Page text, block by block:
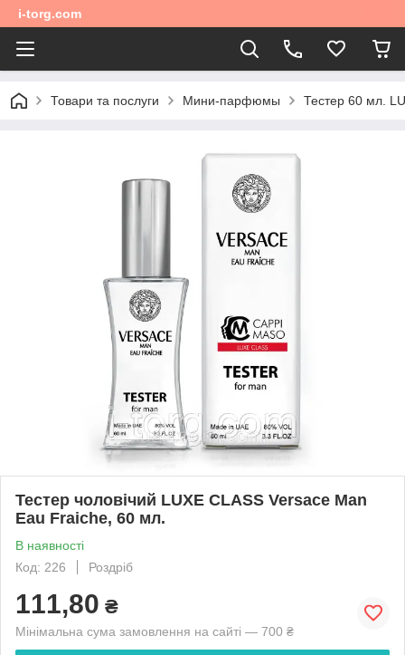
i-torg.com
Товари та послуги Мини-парфюмы Тестер 60 мл.
Тестер чоловічий LUXE CLASS Versace Man
Eau Fraiche, 60 мл.
В наявності
Код: 226
Роздріб
111,80 ₴
Мінімальна сума замовлення на сайті — 700 ₴